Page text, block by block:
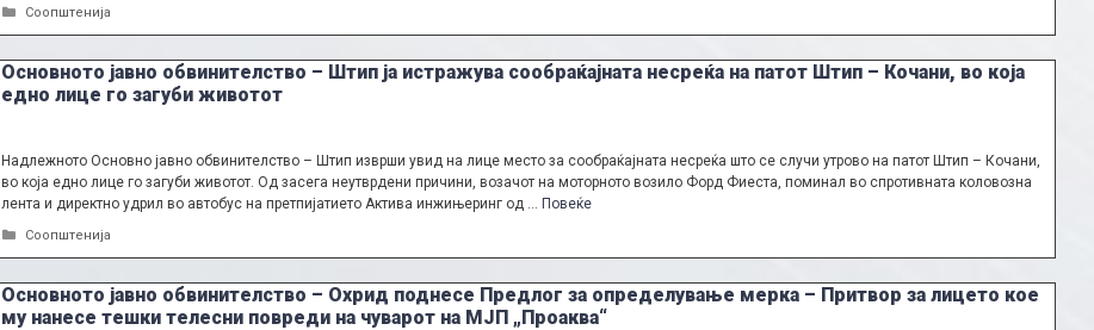
Categories
Соопштенија
Oсновното јавно обвинителство – Штип ја истражува сообраќајната несреќа на патот Штип – Кочани, во која
едно лице го загуби животот
Надлежното Oсновно јавно обвинителство – Штип изврши увид на лице место за сообраќајната несреќа што се случи утрово на патот Штип – Кочани,
во која едно лице го загуби животот. Од засега неутврдени причини, возачот на моторното возило Форд Фиеста, поминал во спротивната коловозна
лента и директно удрил во автобус на претпијатието Актива инжињеринг од … Повеќе
Categories
Соопштенија
Основното јавно обвинителство – Охрид поднесе Предлог за определување мерка – Притвор за лицето кое
му нанесе тешки телесни повреди на чуварот на МЈП „Проаква“